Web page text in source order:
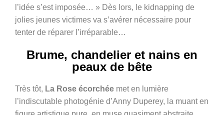
l’idée s’est imposée… » Dès lors, le kidnapping de
jolies jeunes victimes va s’avérer nécessaire pour
tenter de réparer l’irréparable…
Brume, chandelier et nains en
peaux de bête
Très tôt, La Rose écorchée met en lumière
l’indiscutable photogénie d’Anny Duperey, la muant en